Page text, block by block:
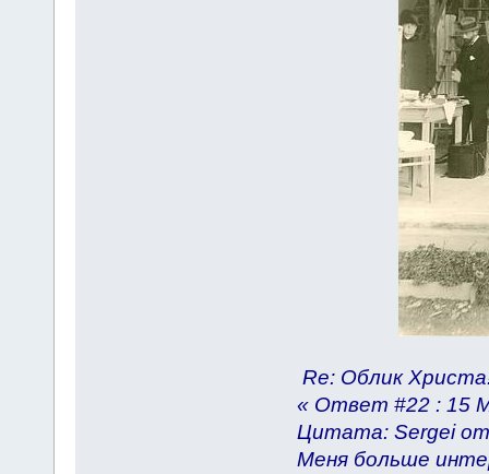
Re: Облик
« Ответ #22 : 15
Цитата: Sergei
Меня больше